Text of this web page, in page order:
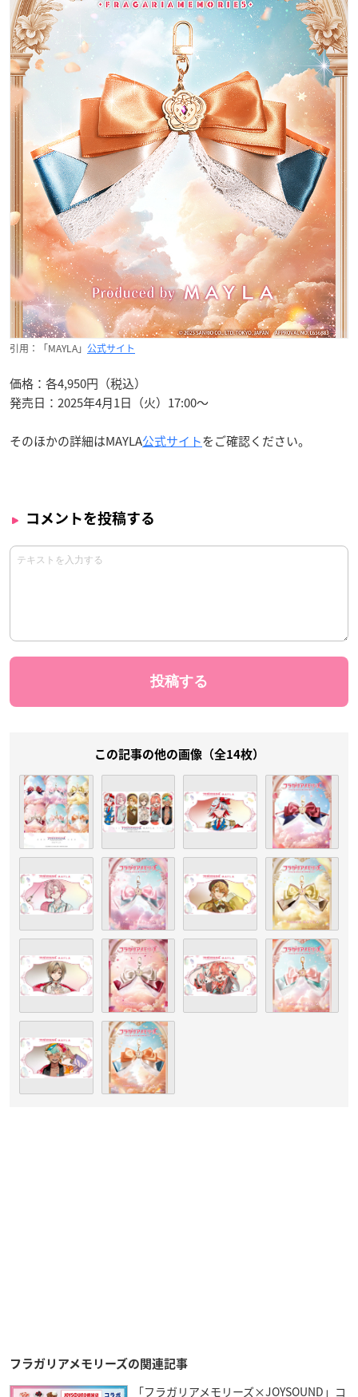
引用：「MAYLA」 公式サイト
価格：各4,950円（税込）
発売日：2025年4月1日（火）17:00〜
そのほかの詳細はMAYLA公式サイトをご確認ください。
コメントを投稿する
この記事の他の画像（全14枚）
フラガリアメモリーズの関連記事
「フラガリアメモリーズ×JOYSOUND」コ